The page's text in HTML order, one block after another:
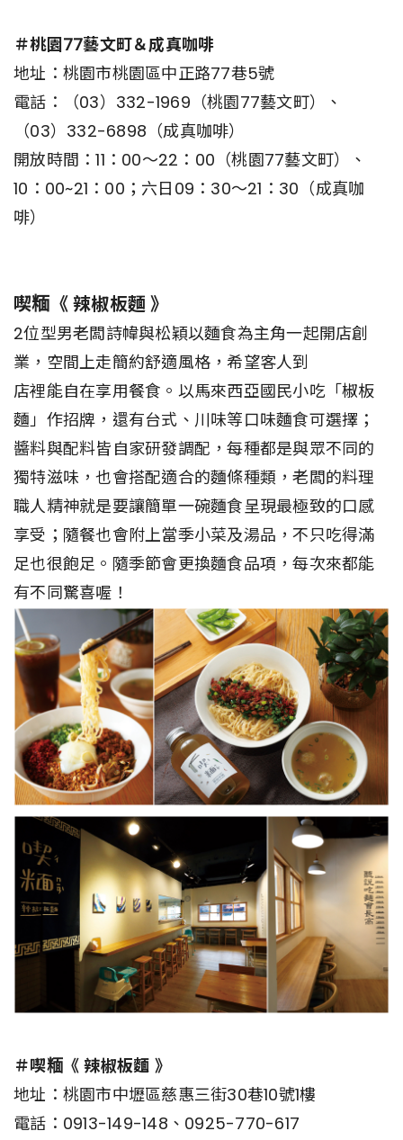
＃桃園77藝文町＆成真咖啡
地址：桃園市桃園區中正路77巷5號
電話：（03）332-1969（桃園77藝文町）、
（03）332-6898（成真咖啡）
開放時間：11：00～22：00（桃園77藝文町）、
10：00~21：00；六日09：30～21：30（成真咖
啡）
喫糆《 辣椒板麵 》
2位型男老闆詩幃與松穎以麵食為主角一起開店創
業，空間上走簡約舒適風格，希望客人到
店裡能自在享用餐食。以馬來西亞國民小吃「椒板
麵」作招牌，還有台式、川味等口味麵食可選擇；
醬料與配料皆自家研發調配，每種都是與眾不同的
獨特滋味，也會搭配適合的麵條種類，老闆的料理
職人精神就是要讓簡單一碗麵食呈現最極致的口感
享受；隨餐也會附上當季小菜及湯品，不只吃得滿
足也很飽足。隨季節會更換麵食品項，每次來都能
有不同驚喜喔！
＃喫糆《 辣椒板麵 》
地址：桃園市中壢區慈惠三街30巷10號1樓
電話：0913-149-148、0925-770-617